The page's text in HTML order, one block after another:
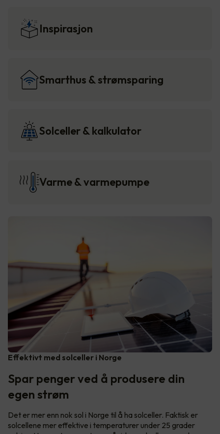
Inspirasjon
Smarthus & strømsparing
Solceller & kalkulator
Varme & varmepumpe
Effektivt med solceller i Norge
Spar penger ved å produsere din
egen strøm
Det er mer enn nok sol i Norge til å ha solceller. Faktisk er
solcellene mer effektive i temperaturer under 25 grader